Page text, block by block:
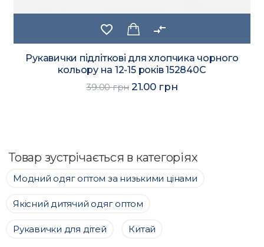
favorite_border compare_arrows
Рукавички підліткові для хлопчика чорного
кольору на 12-15 років 152840C
39.00 грн 21.00 грн
Товар зустрічається в категоріях
Модний одяг оптом за низькими цінами
Якісний дитячий одяг оптом
Рукавички для дітей Китай